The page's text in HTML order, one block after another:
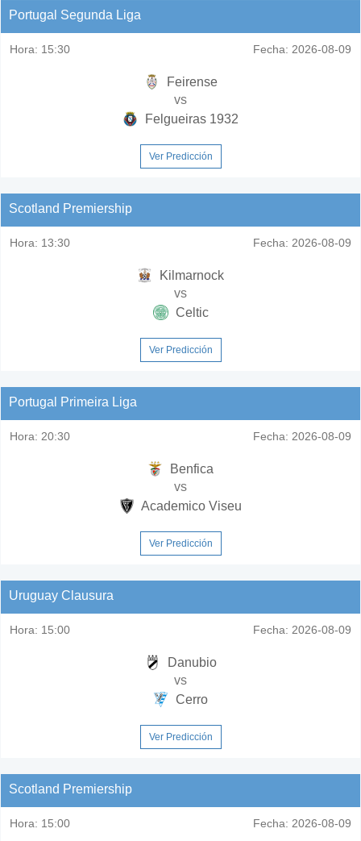
Portugal Segunda Liga
Hora: 15:30 Fecha: 2026-08-09
Feirense
vs
Felgueiras 1932
Ver Predicción
Scotland Premiership
Hora: 13:30 Fecha: 2026-08-09
Kilmarnock
vs
Celtic
Ver Predicción
Portugal Primeira Liga
Hora: 20:30 Fecha: 2026-08-09
Benfica
vs
Academico Viseu
Ver Predicción
Uruguay Clausura
Hora: 15:00 Fecha: 2026-08-09
Danubio
vs
Cerro
Ver Predicción
Scotland Premiership
Hora: 15:00 Fecha: 2026-08-09